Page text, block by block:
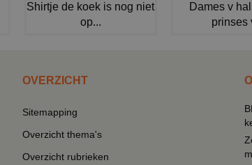
Shirtje de koek is nog niet
op...
Dames v
prinses
OVERZICHT
Sitemapping
Overzicht thema's
Overzicht rubrieken